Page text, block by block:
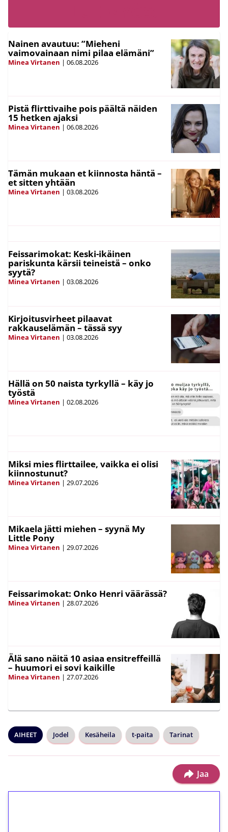
Nainen avautuu: ”Mieheni
vaimovainaan nimi pilaa elämäni”
Minea Virtanen | 06.08.2026
Pistä flirttivaihe pois päältä näiden
15 hetken ajaksi
Minea Virtanen | 06.08.2026
Tämän mukaan et kiinnosta häntä –
et sitten yhtään
Minea Virtanen | 03.08.2026
Feissarimokat: Keski-ikäinen
pariskunta kärsii teineistä – onko
syytä?
Minea Virtanen | 03.08.2026
Kirjoitusvirheet pilaavat
rakkauselämän – tässä syy
Minea Virtanen | 03.08.2026
Hällä on 50 naista tyrkyllä – käy jo
työstä
Minea Virtanen | 02.08.2026
Miksi mies flirttailee, vaikka ei olisi
kiinnostunut?
Minea Virtanen | 29.07.2026
Mikaela jätti miehen – syynä My
Little Pony
Minea Virtanen | 29.07.2026
Feissarimokat: Onko Henri väärässä?
Minea Virtanen | 28.07.2026
Älä sano näitä 10 asiaa ensitreffeillä
– huumori ei sovi kaikille
Minea Virtanen | 27.07.2026
AIHEET Jodel Kesäheila t-paita Tarinat
Jaa